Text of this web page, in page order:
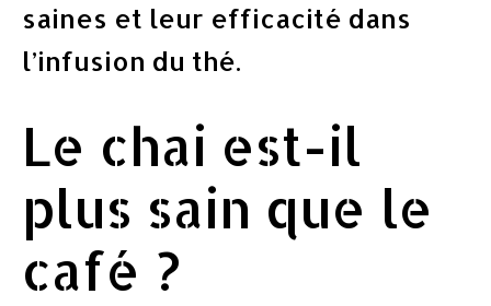
saines et leur efficacité dans
l’infusion du thé.
Le chai est-il
plus sain que le
café ?